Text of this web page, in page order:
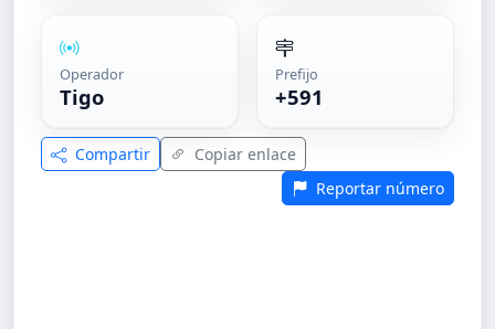
Operador
Tigo
Prefijo
+591
Compartir
Copiar enlace
Reportar número